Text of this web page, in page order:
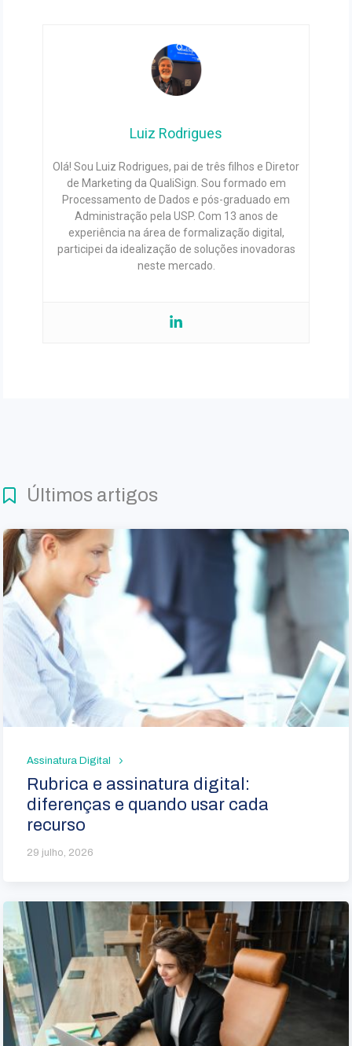
Luiz Rodrigues
Olá! Sou Luiz Rodrigues, pai de três filhos e Diretor
de Marketing da QualiSign. Sou formado em
Processamento de Dados e pós-graduado em
Administração pela USP. Com 13 anos de
experiência na área de formalização digital,
participei da idealização de soluções inovadoras
neste mercado.
Últimos artigos
Assinatura Digital
Rubrica e assinatura digital:
diferenças e quando usar cada
recurso
29 julho, 2026